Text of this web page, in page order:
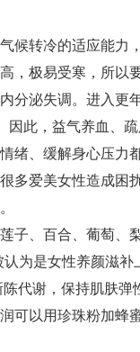
候转冷的适应能力
极易受寒，所以要
分泌失调。进入更
因此，益气养血、
绪、缓解身心压力
多爱美女性造成困
子、百合、葡萄、
为是女性养颜滋
代谢，保持肌肤
可以用珍珠粉加蜂